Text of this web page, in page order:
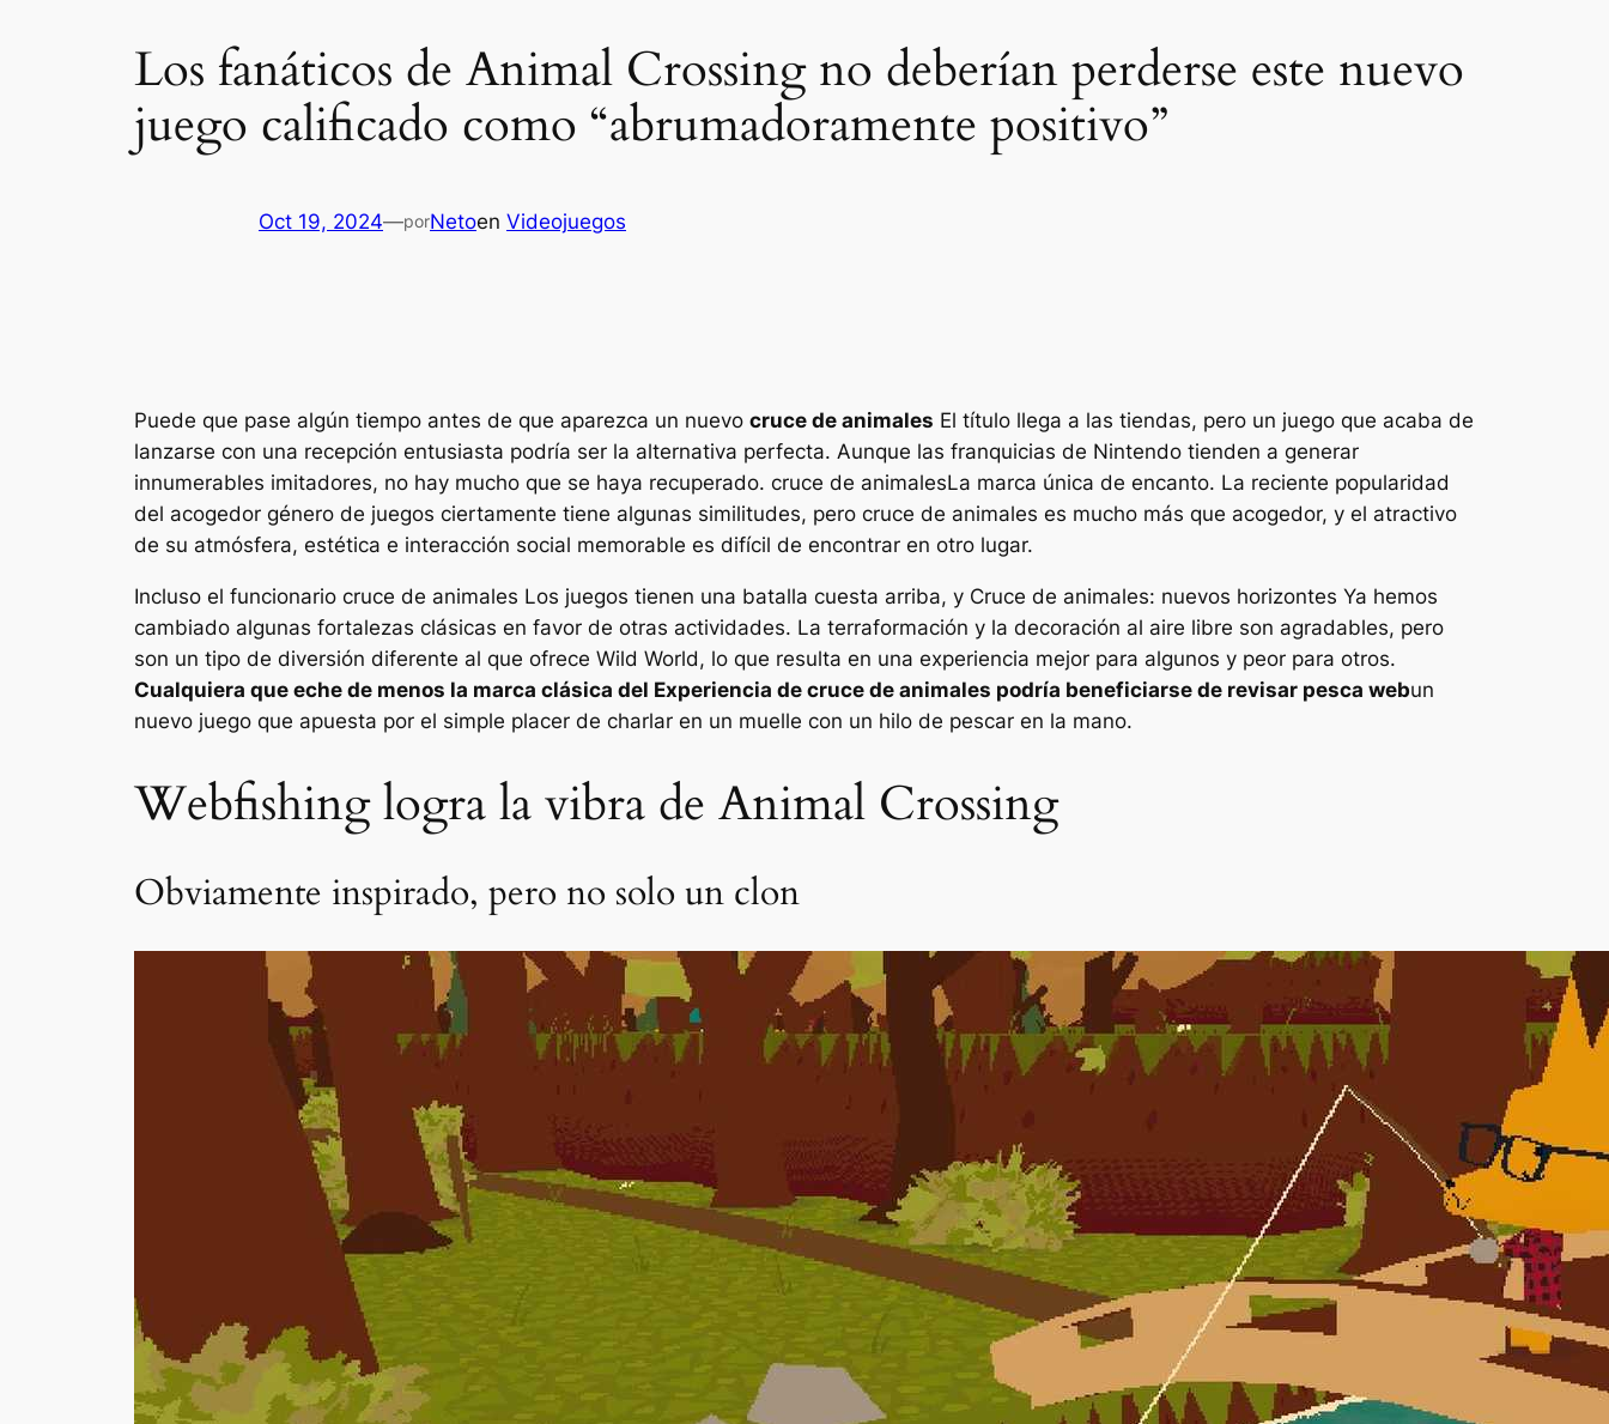
Los fanáticos de Animal Crossing no deberían perderse este nuevo
juego calificado como “abrumadoramente positivo”
Oct 19, 2024—porNetoen Videojuegos
Puede que pase algún tiempo antes de que aparezca un nuevo cruce de animales El título llega a las tiendas, pero un juego que acaba de
lanzarse con una recepción entusiasta podría ser la alternativa perfecta. Aunque las franquicias de Nintendo tienden a generar
innumerables imitadores, no hay mucho que se haya recuperado. cruce de animalesLa marca única de encanto. La reciente popularidad
del acogedor género de juegos ciertamente tiene algunas similitudes, pero cruce de animales es mucho más que acogedor, y el atractivo
de su atmósfera, estética e interacción social memorable es difícil de encontrar en otro lugar.
Incluso el funcionario cruce de animales Los juegos tienen una batalla cuesta arriba, y Cruce de animales: nuevos horizontes Ya hemos
cambiado algunas fortalezas clásicas en favor de otras actividades. La terraformación y la decoración al aire libre son agradables, pero
son un tipo de diversión diferente al que ofrece Wild World, lo que resulta en una experiencia mejor para algunos y peor para otros.
Cualquiera que eche de menos la marca clásica del Experiencia de cruce de animales podría beneficiarse de revisar pesca webun
nuevo juego que apuesta por el simple placer de charlar en un muelle con un hilo de pescar en la mano.
Webfishing logra la vibra de Animal Crossing
Obviamente inspirado, pero no solo un clon